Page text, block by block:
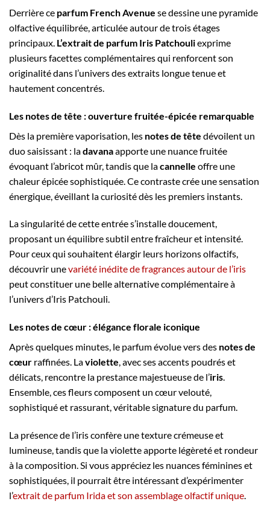
Derrière ce parfum French Avenue se dessine une pyramide
olfactive équilibrée, articulée autour de trois étages
principaux. L’extrait de parfum Iris Patchouliexprime
plusieurs facettes complémentaires qui renforcent son
originalité dans l’univers des extraits longue tenue et
hautement concentrés.
Les notes de tête : ouverture fruitée-épicée remarquable
Dès la première vaporisation, les notes de tête dévoilent un
duo saisissant : ladavanaapporte une nuance fruitée
évoquant l’abricot mûr, tandis que lacannelle offre une
chaleur épicée sophistiquée. Ce contraste crée une sensation
énergique, éveillant la curiosité dès les premiers instants.
La singularité de cette entrée s’installe doucement,
proposant un équilibre subtil entre fraîcheur et intensité.
Pour ceux qui souhaitent élargir leurs horizons olfactifs,
découvrir unevariété inédite de fragrances autour de l’iris
peut constituer une belle alternative complémentaire à
l’univers d’Iris Patchouli.
Les notes de cœur : élégance florale iconique
Après quelques minutes, le parfum évolue vers des notes de
cœur raffinées. Laviolette, avec ses accents poudrés et
délicats, rencontre la prestance majestueuse de l’iris.
Ensemble, ces fleurs composent un cœur velouté,
sophistiqué et rassurant, véritable signature du parfum.
La présence de l’iris confère une texture crémeuse et
lumineuse, tandis que la violette apporte légèreté et rondeur
à la composition. Si vous appréciez les nuances féminines et
sophistiquées, il pourrait être intéressant d’expérimenter
l’extrait de parfum Irida et son assemblage olfactif unique.